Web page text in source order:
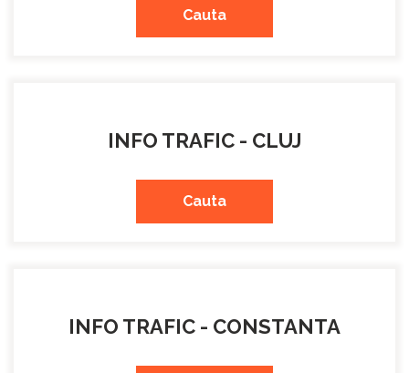
Cauta
INFO TRAFIC - CLUJ
Cauta
INFO TRAFIC - CONSTANTA